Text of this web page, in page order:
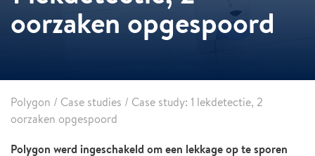
oorzaken opgespoord
Polygon / Case studies / Case study: 1 lekdetectie, 2
oorzaken opgespoord
Polygon werd ingeschakeld om een lekkage op te sporen